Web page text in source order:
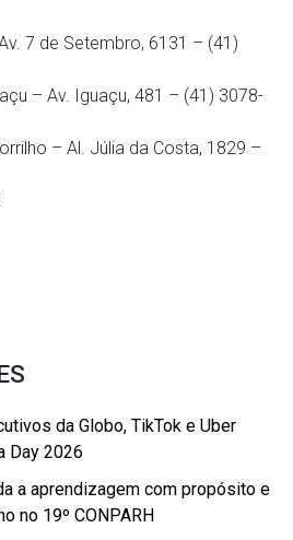
7 de Setembro, 6131 – (41)
– Av. Iguaçu, 481 – (41) 3078-
– Al. Júlia da Costa, 1829 –
da Globo, TikTok e Uber
Day 2026
a aprendizagem com propósito e
no 19º CONPARH